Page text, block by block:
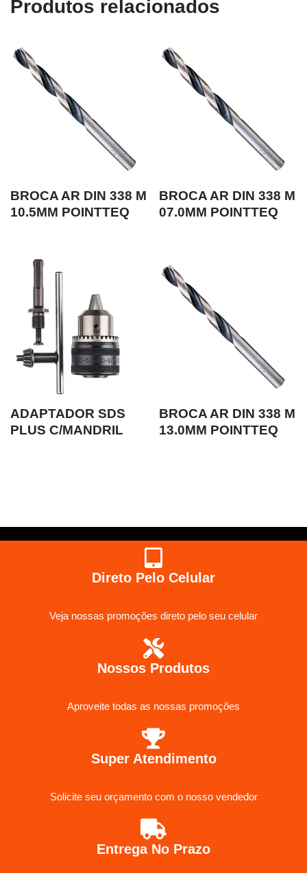
Produtos relacionados
BROCA AR DIN 338 M
10.5MM POINTTEQ
BROCA AR DIN 338 M
07.0MM POINTTEQ
ADAPTADOR SDS
PLUS C/MANDRIL
BROCA AR DIN 338 M
13.0MM POINTTEQ
Direto Pelo Celular
Veja nossas promoções direto pelo seu celular
Nossos Produtos
Aproveite todas as nossas promoções
Super Atendimento
Solicite seu orçamento com o nosso vendedor
Entrega No Prazo